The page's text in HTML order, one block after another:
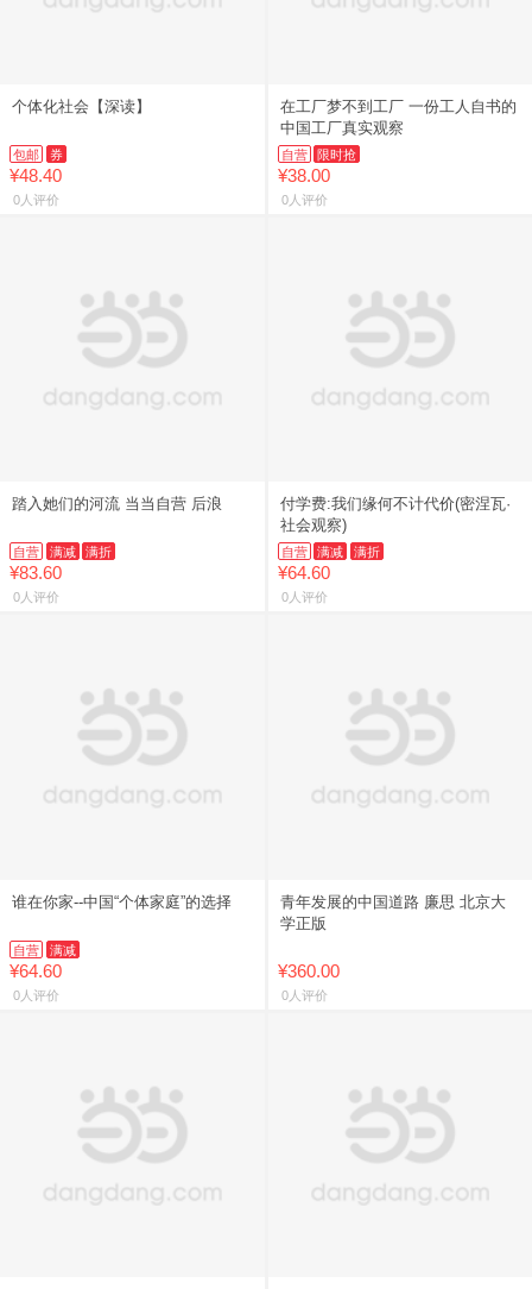
个体化社会【深读】
包邮 券
¥48.40
0人评价
在工厂梦不到工厂 一份工人自书的
中国工厂真实观察
自营 限时抢
¥38.00
0人评价
踏入她们的河流 当当自营 后浪
自营 满减 满折
¥83.60
0人评价
付学费:我们缘何不计代价(密涅瓦·
社会观察)
自营 满减 满折
¥64.60
0人评价
谁在你家--中国“个体家庭”的选择
自营 满减
¥64.60
0人评价
青年发展的中国道路 廉思 北京大
学正版
¥360.00
0人评价